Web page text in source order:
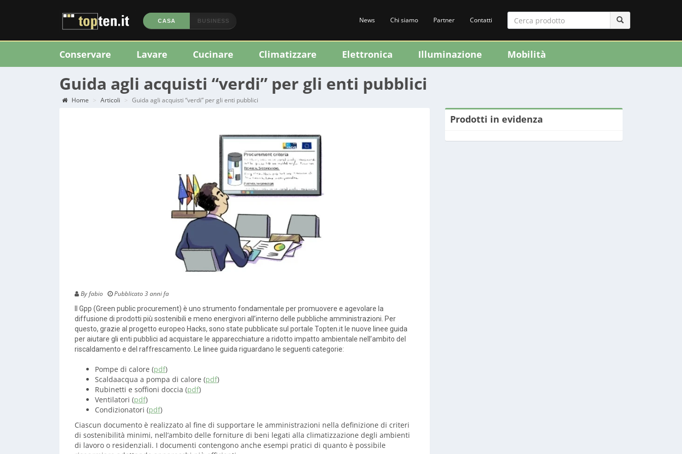
CASA BUSINESS News Chi siamo Partner Contatti
Conservare Lavare Cucinare Climatizzare Elettronica Illuminazione Mobilità
Guida agli acquisti “verdi” per gli enti pubblici
Home Articoli Guida agli acquisti “verdi” per gli enti pubblici
By fabio Pubblicato 3 anni fa
Il Gpp (Green public procurement) è uno strumento fondamentale per promuovere e agevolare la
diffusione di prodotti più sostenibili e meno energivori all’interno delle pubbliche amministrazioni. Per
questo, grazie al progetto europeo Hacks, sono state pubblicate sul portale Topten.it le nuove linee guida
per aiutare gli enti pubblici ad acquistare le apparecchiature a ridotto impatto ambientale nell’ambito del
riscaldamento e del raffrescamento. Le linee guida riguardano le seguenti categorie:
Pompe di calore (pdf)
Scaldaacqua a pompa di calore (pdf)
Rubinetti e soffioni doccia (pdf)
Ventilatori (pdf)
Condizionatori (pdf)
Ciascun documento è realizzato al fine di supportare le amministrazioni nella definizione di criteri
di sostenibilità minimi, nell’ambito delle forniture di beni legati alla climatizzazione degli ambienti
di lavoro o residenziali. I documenti contengono anche esempi pratici di quanto è possibile
Prodotti in evidenza